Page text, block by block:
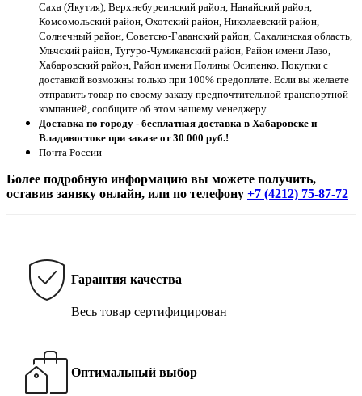
Саха (Якутия), Верхнебуреинский район, Нанайский район,
Комсомольский район, Охотский район, Николаевский район,
Солнечный район, Советско-Гаванский район, Сахалинская область,
Ульчский район, Тугуро-Чумиканский район, Район имени Лазо,
Хабаровский район, Район имени Полины Осипенко. Покупки с
доставкой возможны только при 100% предоплате. Если вы желаете
отправить товар по своему заказу предпочтительной транспортной
компанией, сообщите об этом нашему менеджеру.
Доставка по городу - бесплатная доставка в Хабаровске и
Владивостоке при заказе от 30 000 руб.!
Почта России
Более подробную информацию вы можете получить,
оставив заявку онлайн, или по телефону +7 (4212) 75-87-72
Гарантия качества
Весь товар сертифицирован
Оптимальный выбор